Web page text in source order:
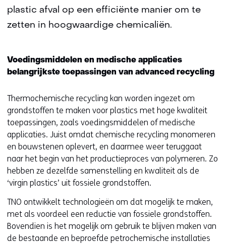
plastic afval op een efficiënte manier om te
zetten in hoogwaardige chemicaliën.
Voedingsmiddelen en medische applicaties
belangrijkste toepassingen van advanced recycling
Thermochemische recycling kan worden ingezet om
grondstoffen te maken voor plastics met hoge kwaliteit
toepassingen, zoals voedingsmiddelen of medische
applicaties. Juist omdat chemische recycling monomeren
en bouwstenen oplevert, en daarmee weer teruggaat
naar het begin van het productieproces van polymeren. Zo
hebben ze dezelfde samenstelling en kwaliteit als de
‘virgin plastics’ uit fossiele grondstoffen.
TNO ontwikkelt technologieën om dat mogelijk te maken,
met als voordeel een reductie van fossiele grondstoffen.
Bovendien is het mogelijk om gebruik te blijven maken van
de bestaande en beproefde petrochemische installaties